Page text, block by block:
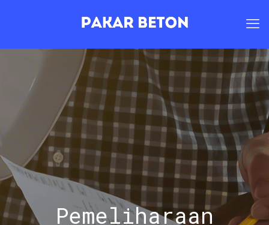
Pemeliharaan